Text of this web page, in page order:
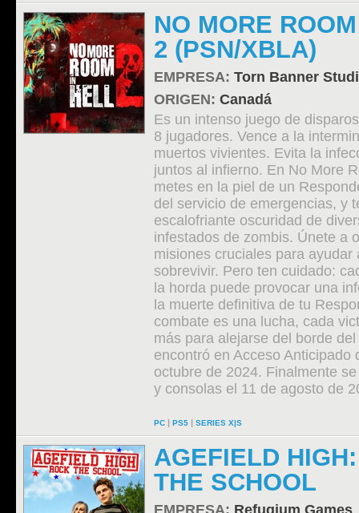
NO MORE
2 (PSN/XBLA)
EMPRESA: Torn Banner
ORIGEN: Canadá
Es un intenso juego de
8 jugadores. Vence a la
muertos vivientes. Evita la
juntos al infierno. En No More
metes en la piel de un
del servicio de emergencias, y
escalofriante oscuridad de
infestados de zombis. Únete a
misiones cruciales para ayudar
sobrevivir. Pero ten cuidado:
la horda puede provocar una
la muerte definitiva de tu
combate es una lucha, cada
más para alejarse del borde
encontró en Acceso Anticipado
octubre de 2024. Finalmente
y consolas el 11 de agosto de
PC | PS5 | SERIES X|S
AGEFIELD
THE SCHOOL
EMPRESA: Refugium Games